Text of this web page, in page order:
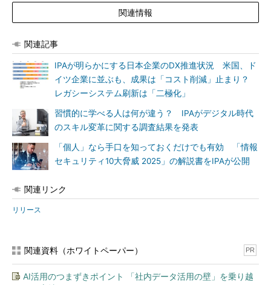
関連情報
関連記事
IPAが明らかにする日本企業のDX推進状況 米国、ド
イツ企業に並ぶも、成果は「コスト削減」止まり？
レガシーシステム刷新は「二極化」
習慣的に学べる人は何が違う？ IPAがデジタル時代
のスキル変革に関する調査結果を発表
「個人」なら手口を知っておくだけでも有効 「情報
セキュリティ10大脅威 2025」の解説書をIPAが公開
関連リンク
リリース
関連資料（ホワイトペーパー） PR
AI活用のつまずきポイント 「社内データ活用の壁」を乗り越